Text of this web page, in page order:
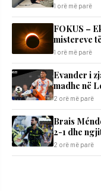
1 orë më parë
FOKUS –
mistereve
1 orë më parë
Evander i
madhe në
2 orë më parë
Brais
2-1 dhe
2 orë më parë